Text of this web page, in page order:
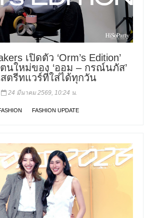
เปิดตัว ‘Orm’s Edition’
นใหม่ของ ‘ออม – กรณ์นภัส’
ตรีทแวร์ที่ใส่ได้ทุกวัน
24 มีนาคม 2569, 10:24 น.
FASHION UPDATE